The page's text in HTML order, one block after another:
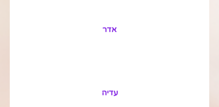
אדר
עדיה